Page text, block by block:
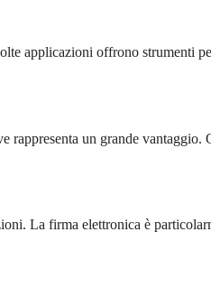
applicazioni offrono strumenti
un grande vantaggio.
La firma elettronica è